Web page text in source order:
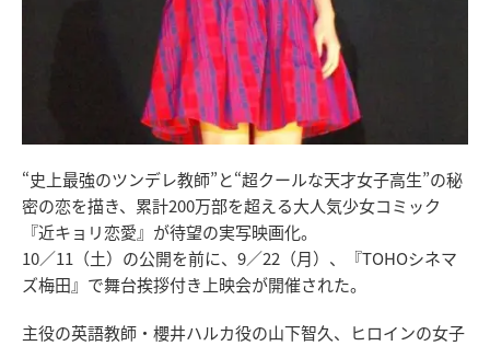
“史上最強のツンデレ教師”と“超クールな天才女子高生”の秘
密の恋を描き、累計200万部を超える大人気少女コミック
『近キョリ恋愛』が待望の実写映画化。
10／11（土）の公開を前に、9／22（月）、『TOHOシネマ
ズ梅田』で舞台挨拶付き上映会が開催された。
主役の英語教師・櫻井ハルカ役の山下智久、ヒロインの女子